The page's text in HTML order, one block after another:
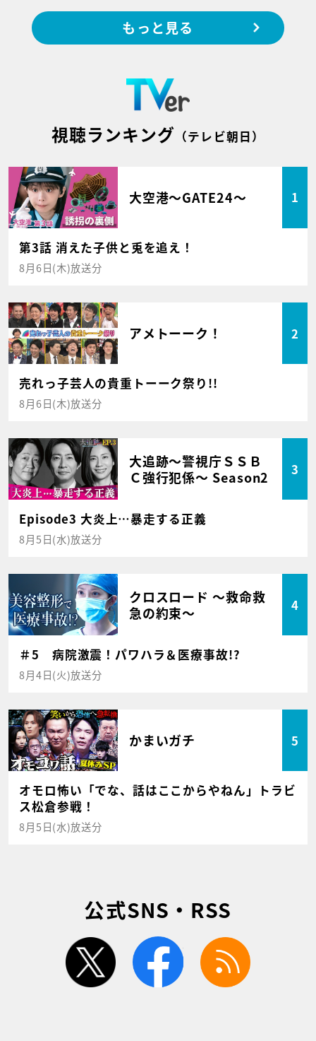
もっと見る
視聴ランキング （テレビ朝日）
大空港～GATE24～ 1
第3話 消えた子供と兎を追え！
8月6日(木)放送分
アメトーーク！ 2
売れっ子芸人の貴重トーーク祭り!!
8月6日(木)放送分
大追跡～警視庁ＳＳＢ
Ｃ強行犯係～ Season2
3
Episode3 大炎上…暴走する正義
8月5日(水)放送分
クロスロード ～救命救
急の約束～
4
＃5 病院激震！パワハラ＆医療事故!?
8月4日(火)放送分
かまいガチ 5
オモロ怖い「でな、話はここからやねん」トラビ
ス松倉参戦！
8月5日(水)放送分
公式SNS・RSS
twitter facebook